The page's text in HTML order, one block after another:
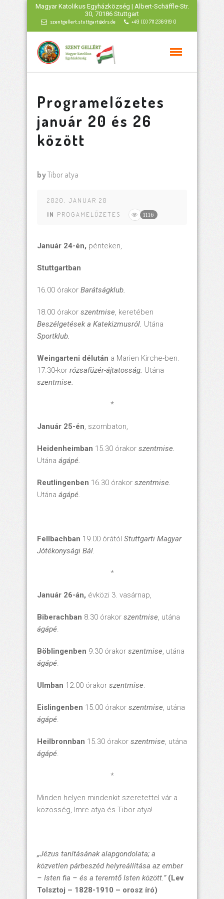
Magyar Katolikus Egyházközség | Albert-Schäffle-Str.
30, 70186 Stuttgart
szentgellert.stuttgart@drs.de +49 (0) 711 236 919 0
Programelőzetes
január 20 és 26
között
byTibor atya
2020. JANUAR 20
IN PROGAMELŐZETES 1116
Január 24-én, pénteken,
Stuttgartban
16.00 órakor Barátságklub.
18.00 órakor szentmise, keretében
Beszélgetések a Katekizmusról. Utána
Sportklub.
Weingarteni délután a Marien Kirche-ben.
17.30-kor rózsafüzér-ájtatosság. Utána
szentmise.
*
Január 25-én, szombaton,
Heidenheimban 15.30 órakor szentmise.
Utána ágápé.
Reutlingenben 16.30 órakor szentmise.
Utána ágápé.
Fellbachban 19.00 órától Stuttgarti Magyar
Jótékonysági Bál.
*
Január 26-án, évközi 3. vasárnap,
Biberachban 8.30 órakor szentmise, utána
ágápé.
Böblingenben 9.30 órakor szentmise, utána
ágápé.
Ulmban 12.00 órakor szentmise.
Eislingenben 15.00 órakor szentmise, utána
ágápé.
Heilbronnban 15.30 órakor szentmise, utána
ágápé.
*
Minden helyen mindenkit szeretettel vár a
közösség, Imre atya és Tibor atya!
„Jézus tanításának alapgondolata; a
közvetlen párbeszéd helyreállítása az ember
– Isten fia – és a teremtő Isten között.” (Lev
Tolsztoj – 1828-1910 – orosz író)